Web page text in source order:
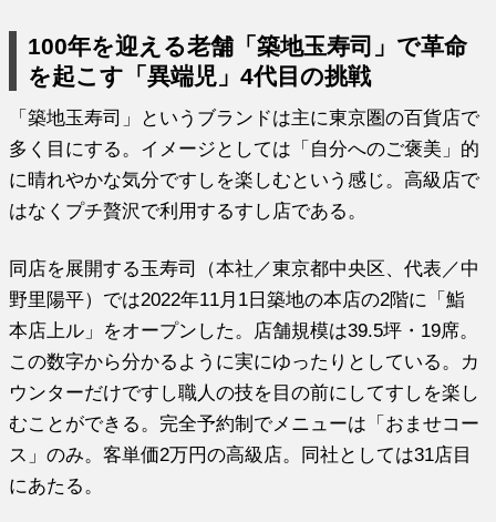
100年を迎える老舗「築地玉寿司」で革命
を起こす「異端児」4代目の挑戦
「築地玉寿司」というブランドは主に東京圏の百貨店で
多く目にする。イメージとしては「自分へのご褒美」的
に晴れやかな気分ですしを楽しむという感じ。高級店で
はなくプチ贅沢で利用するすし店である。
同店を展開する玉寿司（本社／東京都中央区、代表／中
野里陽平）では2022年11月1日築地の本店の2階に「鮨
本店上ル」をオープンした。店舗規模は39.5坪・19席。
この数字から分かるように実にゆったりとしている。カ
ウンターだけですし職人の技を目の前にしてすしを楽し
むことができる。完全予約制でメニューは「おませコー
ス」のみ。客単価2万円の高級店。同社としては31店目
にあたる。